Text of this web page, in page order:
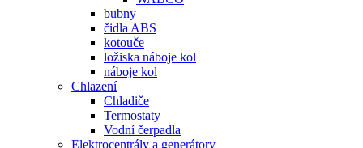
bubny
čidla ABS
kotouče
ložiska náboje kol
náboje kol
Chlazení
Chladiče
Termostaty
Vodní čerpadla
Elektrocentrály a generátory